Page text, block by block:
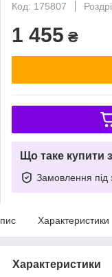
Код: 175807
1 455 ₴
Що таке купити
Замовлення під
Характеристики
Характеристики